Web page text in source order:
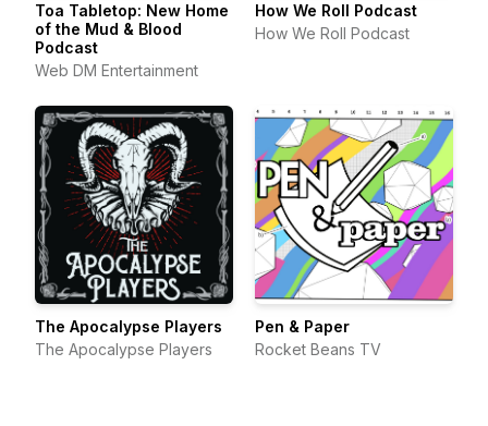
Toa Tabletop: New Home
of the Mud & Blood
Podcast
Web DM Entertainment
How We Roll Podcast
How We Roll Podcast
The Apocalypse Players
The Apocalypse Players
Pen & Paper
Rocket Beans TV